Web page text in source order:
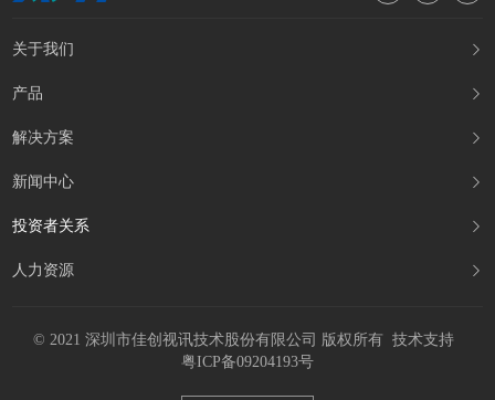
关于我们 
产品 
解决方案 
新闻中心 
投资者关系 
人力资源 
© 2021 深圳市佳创视讯技术股份有限公司 版权所有 技术支持
粤ICP备09204193号